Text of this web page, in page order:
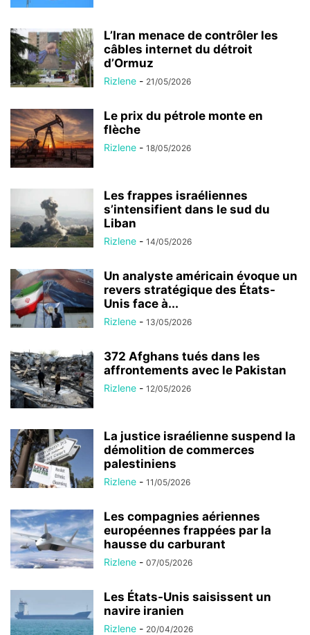
L’Iran menace de contrôler les
câbles internet du détroit
d’Ormuz
Rizlene - 21/05/2026
Le prix du pétrole monte en
flèche
Rizlene - 18/05/2026
Les frappes israéliennes
s’intensifient dans le sud du
Liban
Rizlene - 14/05/2026
Un analyste américain évoque un
revers stratégique des États-
Unis face à...
Rizlene - 13/05/2026
372 Afghans tués dans les
affrontements avec le Pakistan
Rizlene - 12/05/2026
La justice israélienne suspend la
démolition de commerces
palestiniens
Rizlene - 11/05/2026
Les compagnies aériennes
européennes frappées par la
hausse du carburant
Rizlene - 07/05/2026
Les États-Unis saisissent un
navire iranien
Rizlene - 20/04/2026